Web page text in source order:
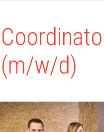
(m/w/d)